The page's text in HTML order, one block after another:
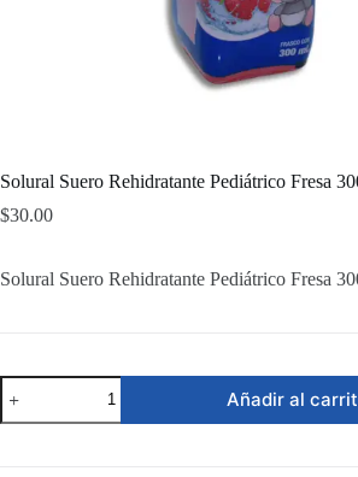
Solural Suero Rehidratante Pediátrico Fresa
$30.00
Solural Suero Rehidratante Pediátrico Fresa
Solural
Suero
Rehidratante
Añadir al